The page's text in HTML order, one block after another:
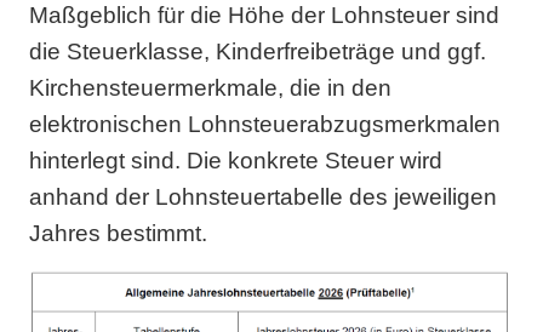
Maßgeblich für die Höhe der Lohnsteuer sind
die Steuerklasse, Kinderfreibeträge und ggf.
Kirchensteuermerkmale, die in den
elektronischen Lohnsteuerabzugsmerkmalen
hinterlegt sind. Die konkrete Steuer wird
anhand der Lohnsteuertabelle des jeweiligen
Jahres bestimmt.